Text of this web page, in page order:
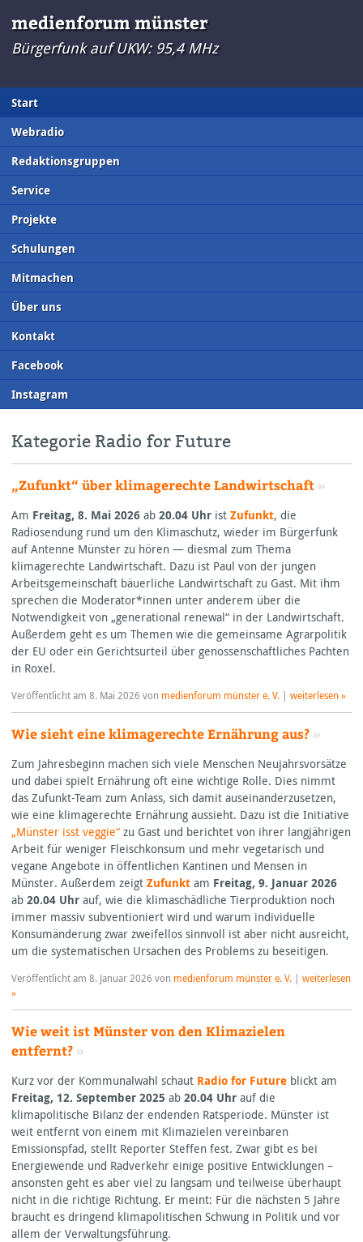
medienforum münster
Bürgerfunk auf UKW: 95,4 MHz
Start
Webradio
Redaktionsgruppen
Service
Projekte
Schulungen
Mitmachen
Über uns
Kontakt
Facebook
Instagram
Kategorie Radio for Future
„Zufunkt“ über klimagerechte Landwirtschaft »
Am Freitag, 8. Mai 2026 ab 20.04 Uhr ist Zufunkt, die
Radiosendung rund um den Klimaschutz, wieder im Bürgerfunk
auf Antenne Münster zu hören — diesmal zum Thema
klimagerechte Landwirtschaft. Dazu ist Paul von der jungen
Arbeitsgemeinschaft bäuerliche Landwirtschaft zu Gast. Mit ihm
sprechen die Moderator*innen unter anderem über die
Notwendigkeit von „generational renewal“ in der Landwirtschaft.
Außerdem geht es um Themen wie die gemeinsame Agrarpolitik
der EU oder ein Gerichtsurteil über genossenschaftliches Pachten
in Roxel.
Veröffentlicht am 8. Mai 2026 von medienforum münster e. V. | weiterlesen »
Wie sieht eine klimagerechte Ernährung aus? »
Zum Jahresbeginn machen sich viele Menschen Neujahrsvorsätze
und dabei spielt Ernährung oft eine wichtige Rolle. Dies nimmt
das Zufunkt-Team zum Anlass, sich damit auseinanderzusetzen,
wie eine klimagerechte Ernährung aussieht. Dazu ist die Initiative
„Münster isst veggie“ zu Gast und berichtet von ihrer langjährigen
Arbeit für weniger Fleischkonsum und mehr vegetarisch und
vegane Angebote in öffentlichen Kantinen und Mensen in
Münster. Außerdem zeigt Zufunkt am Freitag, 9. Januar 2026
ab 20.04 Uhr auf, wie die klimaschädliche Tierproduktion noch
immer massiv subventioniert wird und warum individuelle
Konsumänderung zwar zweifellos sinnvoll ist aber nicht ausreicht,
um die systematischen Ursachen des Problems zu beseitigen.
Veröffentlicht am 8. Januar 2026 von medienforum münster e. V. | weiterlesen
»
Wie weit ist Münster von den Klimazielen
entfernt? »
Kurz vor der Kommunalwahl schaut Radio for Future blickt am
Freitag, 12. September 2025 ab 20.04 Uhr auf die
klimapolitische Bilanz der endenden Ratsperiode. Münster ist
weit entfernt von einem mit Klimazielen vereinbaren
Emissionspfad, stellt Reporter Steffen fest. Zwar gibt es bei
Energiewende und Radverkehr einige positive Entwicklungen –
ansonsten geht es aber viel zu langsam und teilweise überhaupt
nicht in die richtige Richtung. Er meint: Für die nächsten 5 Jahre
braucht es dringend klimapolitischen Schwung in Politik und vor
allem der Verwaltungsführung.